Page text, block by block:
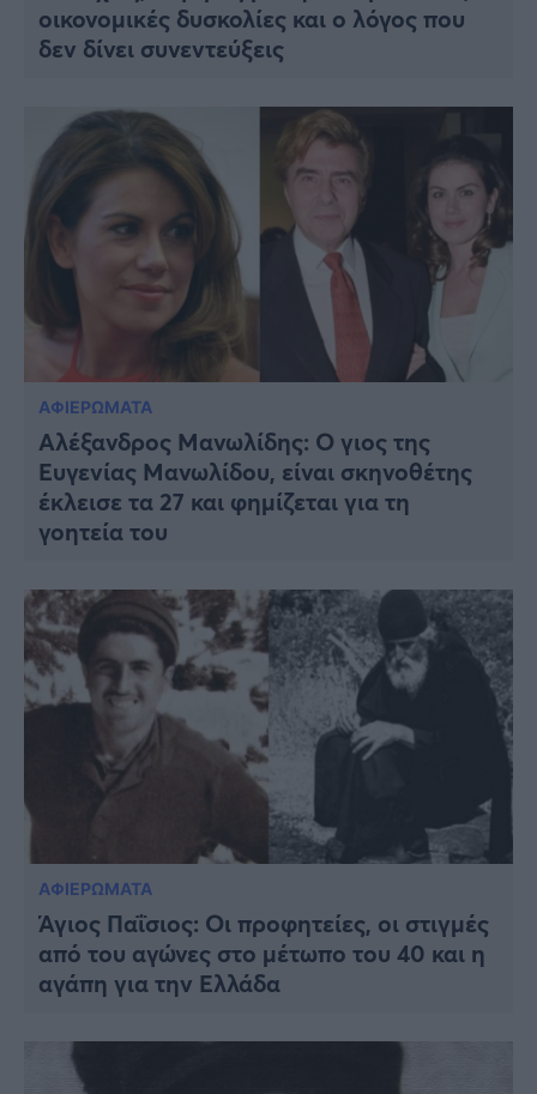
οικονομικές δυσκολίες και ο λόγος που
δεν δίνει συνεντεύξεις
ΑΦΙΕΡΩΜΑΤΑ
Αλέξανδρος Μανωλίδης: Ο γιος της
Ευγενίας Μανωλίδου, είναι σκηνοθέτης
έκλεισε τα 27 και φημίζεται για τη
γοητεία του
ΑΦΙΕΡΩΜΑΤΑ
Άγιος Παΐσιος: Οι προφητείες, οι στιγμές
από του αγώνες στο μέτωπο του 40 και η
αγάπη για την Ελλάδα